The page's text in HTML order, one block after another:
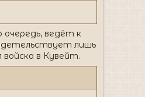
ведёт к
лишь
войска в Кувейт.